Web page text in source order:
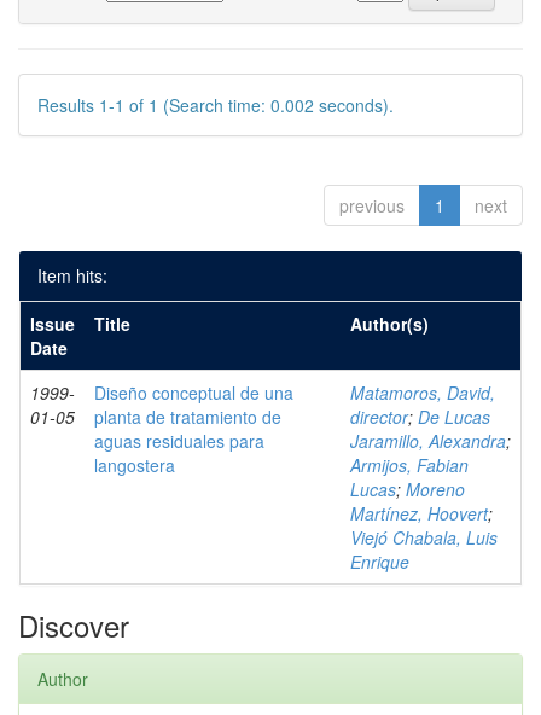
Results 1-1 of 1 (Search time: 0.002 seconds).
previous 1 next
Item hits:
Issue
Date
Title Author(s)
1999-
01-05
Diseño conceptual de una
planta de tratamiento de
aguas residuales para
langostera
Matamoros, David,
director; De Lucas
Jaramillo, Alexandra;
Armijos, Fabian
Lucas; Moreno
Martínez, Hoovert;
Viejó Chabala, Luis
Enrique
Discover
Author